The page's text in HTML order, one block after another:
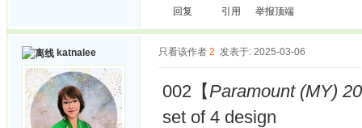
回复 引用 举报顶端
katnalee 只看该作者 2 发表于: 2025-03-06
002【Paramount (MY)
set of 4 design